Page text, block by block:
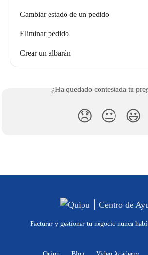
Cambiar estado de un pedido
Eliminar pedido
Crear un albarán
¿Ha quedado contestada tu
😞 😐 😃
Facturar y gestionar tu negocio nunca